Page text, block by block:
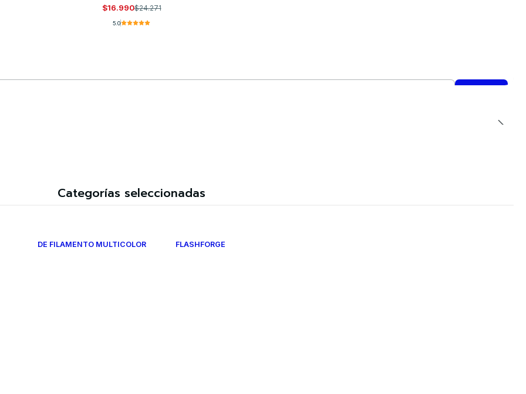
$16.990$24.271
5.0
Categorías seleccionadas
DE FILAMENTO MULTICOLOR FLASHFORGE